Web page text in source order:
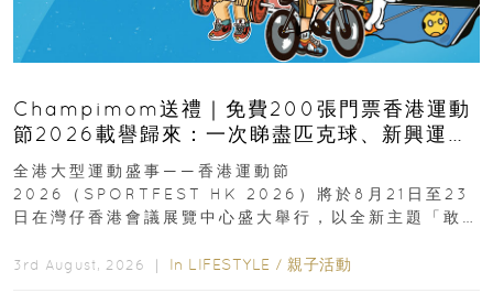
Champimom送禮｜免費200張門票香港運動
節2026載譽歸來：一次睇盡匹克球、新興運
動、街舞比賽＋逾百運動品牌展覽
全港大型運動盛事——香港運動節
2026（SPORTFEST HK 2026）將於8月21日至23
日在灣仔香港會議展覽中心盛大舉行，以全新主題「敢
3rd August, 2026 ｜ In LIFESTYLE / 親子活動